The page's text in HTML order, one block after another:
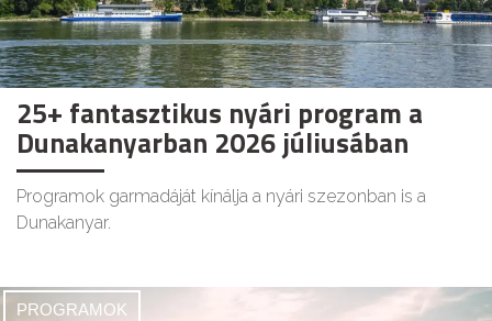
25+ fantasztikus nyári program a
Dunakanyarban 2026 júliusában
Programok garmadáját kínálja a nyári szezonban is a
Dunakanyar.
PROGRAMOK